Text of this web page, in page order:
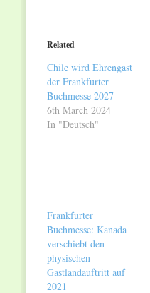
(Opens
in
new
Related
Chile wird Ehrengast
der Frankfurter
Buchmesse 2027
6th March 2024
In "Deutsch"
Frankfurter
Buchmesse: Kanada
verschiebt den
physischen
Gastlandauftritt auf
2021